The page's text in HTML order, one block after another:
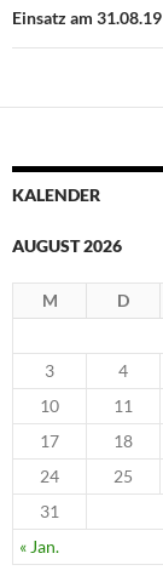
Einsatz am 31.08.19
KALENDER
AUGUST 2026
M D
« Jan.
3
4
10
11
17
18
24
25
31